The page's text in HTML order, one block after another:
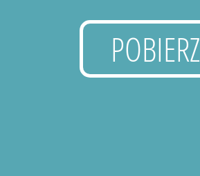
POBIERZ